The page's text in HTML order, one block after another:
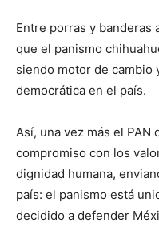
Entre porras y banderas
que el panismo
siendo motor de cambio
democrática en el país.
Así, una vez más el PAN
compromiso con los
dignidad humana,
país: el panismo está
decidido a defender